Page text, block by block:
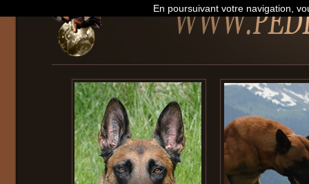
En poursuivant votre navigation,